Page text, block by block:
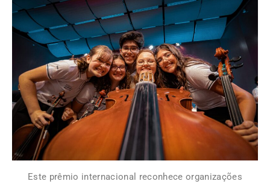
Este prêmio internacional reconhece organizações